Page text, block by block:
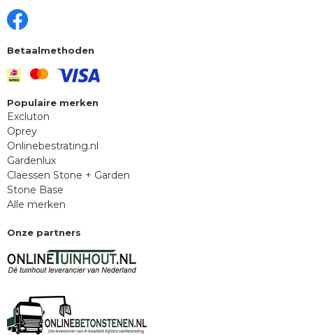
Betaalmethoden
Populaire merken
Excluton
Oprey
Onlinebestrating.nl
Gardenlux
Claessen Stone + Garden
Stone Base
Alle merken
Onze partners